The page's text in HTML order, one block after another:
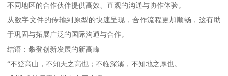
不同地区的合作伙伴提供高效、直观的沟通与协作体验。
从数字文件的传输到原型的快速呈现，合作流程更加顺畅，这有助
于巩固与拓展广泛的国际沟通与合作。
结语：攀登创新发展的新高峰
“不登高山，不知天之高也；不临深溪，不知地之厚也。